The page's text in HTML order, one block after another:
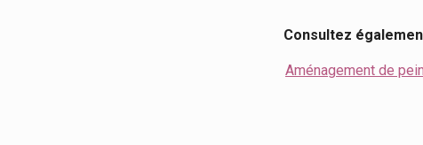
Consultez
Aménagement de